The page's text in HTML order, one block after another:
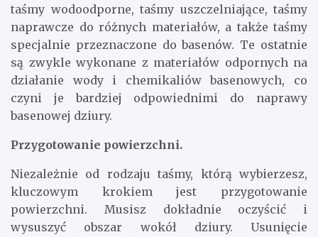
taśmy wodoodporne, taśmy uszczelniające, taśmy
naprawcze do różnych materiałów, a także taśmy
specjalnie przeznaczone do basenów. Te ostatnie
są zwykle wykonane z materiałów odpornych na
działanie wody i chemikaliów basenowych, co
czyni je bardziej odpowiednimi do naprawy
basenowej dziury.
Przygotowanie powierzchni.
Niezależnie od rodzaju taśmy, którą wybierzesz,
kluczowym krokiem jest przygotowanie
powierzchni. Musisz dokładnie oczyścić i
wysuszyć obszar wokół dziury. Usunięcie